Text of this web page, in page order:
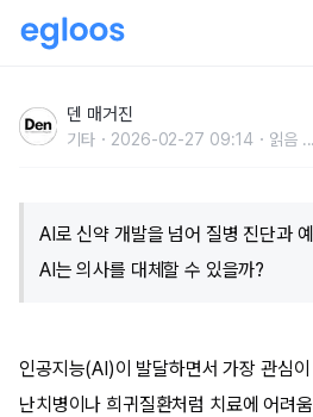
덴 매거진
기타 2026-02-27 09:14 읽음 ...
AI로 신약 개발을 넘어 질병 진단과
AI는 의사를 대체할 수 있을까?
인공지능(AI)이 발달하면서 가장 관심
난치병이나 희귀질환처럼 치료에 어려